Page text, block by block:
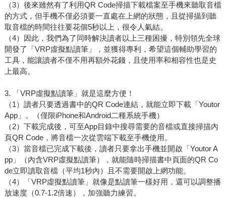
（3）後來雖然有了利用QR Code掃描下載檔案至手機來聽取音檔
的方式，但手機不僅必須要一直處在上網的狀態，且從掃描到聽
取音檔的時間往往要花個5秒以上，很令人氣結。
（4）因此，我們為了同時解決讀者以上三種困擾，特別領先全球
開發了「VRP虛擬點讀筆」，並獲得專利，希望這個輔助學習的
工具，能讓讀者不僅不用再額外花錢，且使用率和相容性也是史
上最高。
3. 「VRP虛擬點讀筆」就是這麼方便！
（1）讀者只要透過書中的QR Code連結，就能立即下載「Youtor
App」。（僅限iPhone和Android二種系統手機）
（2）下載完成後，可至App目錄中搜尋需要的音檔或直接掃描內
頁QR Code，將音檔一次從雲端下載至手機使用。
（3）當音檔已完成下載後，讀者只要拿出手機並開啟「Youtor A
pp」（內含VRP虛擬點讀筆），就能隨時掃描書中頁面的QR Co
de立即讀取音檔（平均1秒內）且不需要開啟上網功能。
（4）「VRP虛擬點讀筆」就像是點讀筆一樣好用，還可以調整播
放速度（0.7-1.2倍速），加強聽力練習。